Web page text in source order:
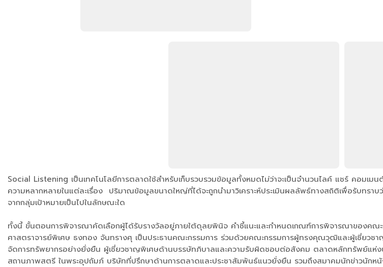
Social Listening เป็นเทคโนโลยีการตลาดใช้สำหรับเก็บรวบรวมข้อมูลทั้งหมดไม่ว่าจะเป็นจำนวนไลค์ แชร์ คอมเม
ความหลากหลายในแต่ละเรื่อง ปริมาณข้อมูลขนาดใหญ่ที่ได้จะถูกนำมาวิเคราะห์ประเมินผลลัพธ์ทางสถิติเพื่อรับทร
จากกลุ่มเป้าหมายเป็นไปในลักษณะใด
ทั้งนี้ ขั้นตอนการพิจารณาคัดเลือกผู้ได้รับรางวัลอยู่ภายใต้ดุลยพินิจ คำชี้แนะและกำหนดเกณฑ์การพิจารณาของค
ศาสตราจารย์พิเศษ ธงทอง จันทรางศุ เป็นประธานคณะกรรมการ ร่วมด้วยคณะกรรมการผู้ทรงคุณวุฒิและผู้เชี่ยว
จัดการทรัพยากรอย่างยั่งยืน ผู้เชี่ยวชาญพิเศษด้านบรรษัทภิบาลและความรับผิดชอบต่อสังคม ตลาดหลักทรัพย์แห่
สถานภาพสตรี ในพระอุปถัมภ์ บริษัทที่ปรึกษาด้านการตลาดและประชาสัมพันธ์แนวยั่งยืน รวมถึงสมาคมนักข่าวนักห